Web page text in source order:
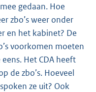
gedaan. Hoe
zbo’s weer onder
en het kabinet? De
voorkomen moeten
Het CDA heeft
de zbo’s. Hoeveel
ze uit? Ook